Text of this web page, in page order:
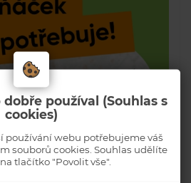
používal (Souhlas s
cookies)
používání webu potřebujeme váš
souborů cookies. Souhlas udělíte
tlačítko "Povolit vše".